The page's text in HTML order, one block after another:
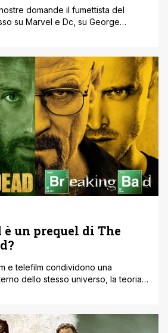
domande il fumettista del
su Marvel e Dc, su George
l'ultimo Lucca Comics ' Games
conferenze e gli eventi durante i
[']
un prequel di The
e telefilm condividono una
dello stesso universo, la teoria
spesso fanno volare la fantasia e,
spezzoni tratti dai propri programmi